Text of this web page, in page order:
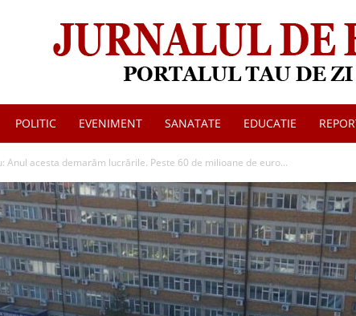
Jurnalul
de
POLITIC EVENIMENT SANATATE EDUCATIE
Anul acesta demarăm lucrările. Peste 60 de milioane de euro...